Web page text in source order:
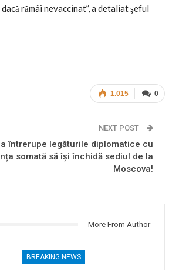
rămâi nevaccinat”, a detaliat şeful
0
1.015
NEXT POST
întrerupe legăturile diplomatice cu
somată să își închidă sediul de la
Moscova!
More From Author
BREAKING NEWS